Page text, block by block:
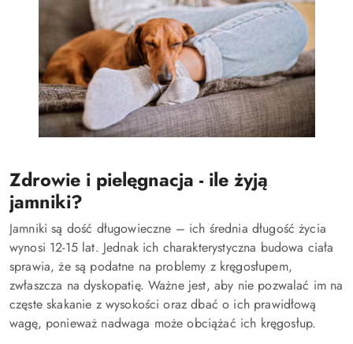
Zdrowie i pielęgnacja - ile żyją
jamniki?
Jamniki są dość długowieczne – ich średnia długość życia
wynosi 12-15 lat. Jednak ich charakterystyczna budowa ciała
sprawia, że są podatne na problemy z kręgosłupem,
zwłaszcza na dyskopatię. Ważne jest, aby nie pozwalać im na
częste skakanie z wysokości oraz dbać o ich prawidłową
wagę, ponieważ nadwaga może obciążać ich kręgosłup.